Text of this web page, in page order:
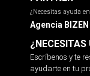
¿Necesitas ayuda
Agencia BIZEN
Escríbenos y te
ayudarte en tu